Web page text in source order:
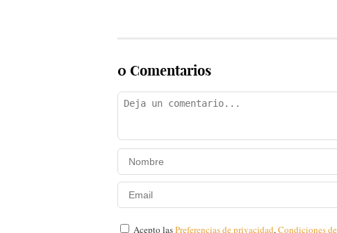
0 Comentarios
Acepto lasPreferencias de privacidad,Condiciones